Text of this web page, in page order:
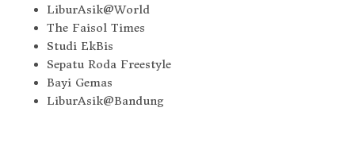
LiburAsik@World
The Faisol Times
Studi EkBis
Sepatu Roda Freestyle
Bayi Gemas
LiburAsik@Bandung